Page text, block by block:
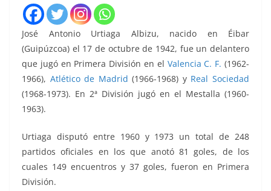
José Antonio Urtiaga Albizu, nacido en Éibar
(Guipúzcoa) el 17 de octubre de 1942, fue un delantero
que jugó en Primera División en el Valencia C. F.(1962-
1966), Atlético de Madrid (1966-1968) y Real Sociedad
(1968-1973). En 2ª División jugó en el Mestalla (1960-
1963).
Urtiaga disputó entre 1960 y 1973 un total de 248
partidos oficiales en los que anotó 81 goles, de los
cuales 149 encuentros y 37 goles, fueron en Primera
División.